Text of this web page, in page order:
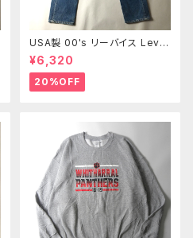
USA製 00's リーバイス Lev
i's 501 ボタンフライ ストレート
ジーンズ 赤タブ 紙パッチ 釦裏5
53 髭落ち W30 オールド m07
18-1
¥6,320
20%OFF